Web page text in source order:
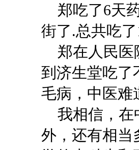
郑吃了6天
街了.总共吃
郑在人民
到济生堂吃了
毛病，中医难
我相信，在
外，还有相当